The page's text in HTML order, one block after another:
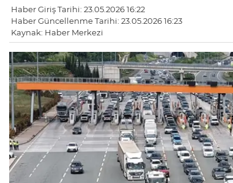
Haber Giriş Tarihi: 23.05.2026 16:22
Haber Güncellenme Tarihi: 23.05.2026 16:23
Kaynak: Haber Merkezi